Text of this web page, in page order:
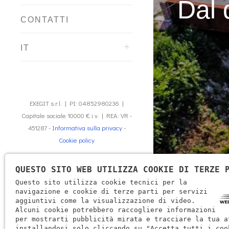
CONTATTI
IT
EXEGIT s.r.l. | PI: 04852980236 |
Capitale sociale 10000 € i.v. | REA: VR -
451287 - Informativa sulla privacy-
Cookie policy
Dal
QUESTO SITO WEB UTILIZZA COOKIE DI TERZE
Questo sito utilizza cookie tecnici per la
navigazione e cookie di terze parti per servizi
aggiuntivi come la visualizzazione di video.
Alcuni cookie potrebbero raccogliere informazioni
per mostrarti pubblicità mirata e tracciare la tua